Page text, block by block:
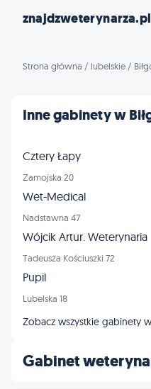
znajdzweterynarza.pl
Strona główna / lubelskie /
Gabinet
Inne gabinety w
Cztery Łapy
Zamojska 20
Wet-Medical
Nadstawna 47
Wójcik Artur. Weterynaria
Tadeusza Kościuszki 72
Pupil
Lubelska 18
Zobacz wszystkie gabinety